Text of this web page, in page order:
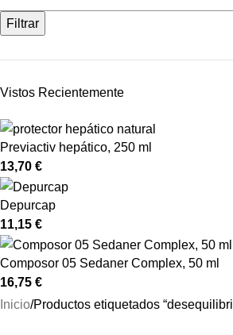
Filtrar
Vistos Recientemente
Previactiv hepático, 250 ml
13,70 €
Depurcap
11,15 €
Composor 05 Sedaner Complex, 50 ml
16,75 €
Inicio Productos etiquetados